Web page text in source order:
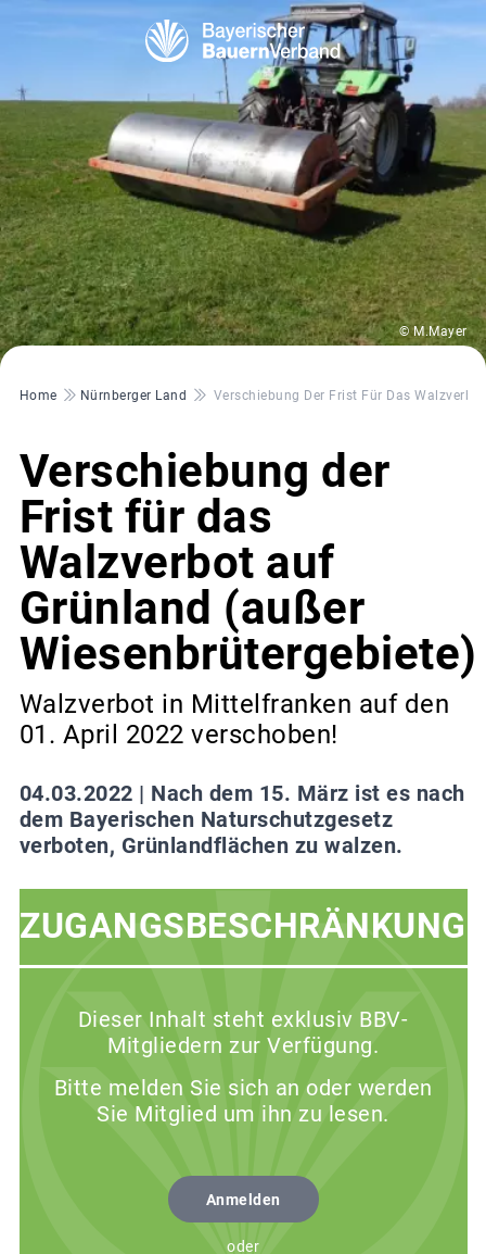
© M.Mayer
Pfadnavigation
Home Nürnberger Land Verschiebung Der Frist Für Das
Verschiebung der
Frist für das
Walzverbot auf
Grünland (außer
Wiesenbrütergebiete)
Walzverbot in Mittelfranken auf den
01. April 2022 verschoben!
04.03.2022 | Nach dem 15. März ist es nach
dem Bayerischen Naturschutzgesetz
verboten, Grünlandflächen zu walzen.
ZUGANGSBESCHRÄNKUNG
Dieser Inhalt steht exklusiv BBV-
Mitgliedern zur Verfügung.
Bitte melden Sie sich an oder werden
Sie Mitglied um ihn zu lesen.
Anmelden
oder